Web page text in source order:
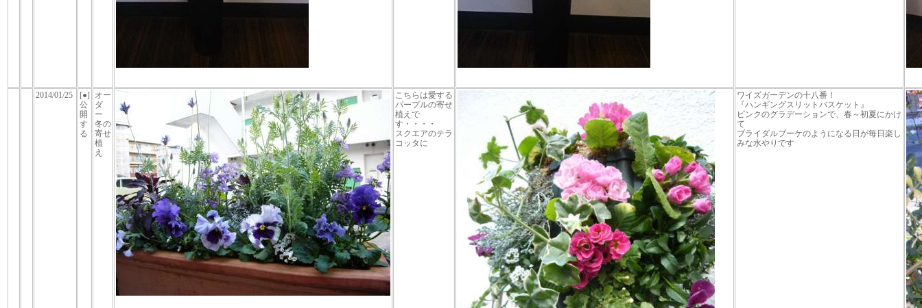
2014/01/25
[●]
公
開
す
る
オー
ダ
ー
冬の
寄せ
植
え
こちらは愛する
パープルの寄せ
植えで
す・・・・
スクエアのテラ
コッタに
ワイズガーデンの十八番！
『ハンギングスリットバスケット』
ピンクのグラデーションで、春～初夏にかけ
て
ブライダルブーケのようになる日が毎日楽し
みな水やりです